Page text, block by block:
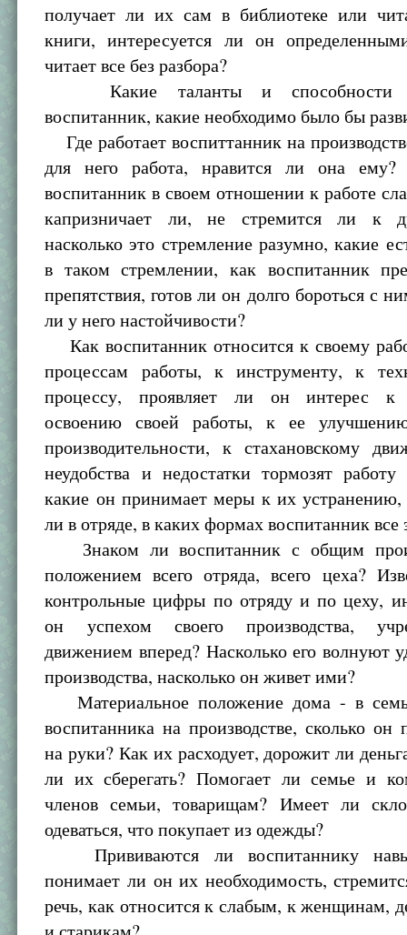
получает ли их сам в библиотеке или
книги, интересуется ли он
читает все без разбора?
Какие таланты и способности
воспитанник, какие необходимо было бы
Где работает воспиттанник на
для него работа, нравится ли она ему?
воспитанник в своем отношении к работе
капризничает ли, не стремится ли к
насколько это стремление разумно, какие
в таком стремлении, как воспитанник
препятствия, готов ли он долго бороться с
ли у него настойчивости?
Как воспитанник относится к своему
процессам работы, к инструменту, к
процессу, проявляет ли он интерес к
освоению своей работы, к ее
производительности, к стахановскому
неудобства и недостатки тормозят работу
какие он принимает меры к их устранению,
ли в отряде, в каких формах воспитанник все
Знаком ли воспитанник с общим
положением всего отряда, всего цеха?
контрольные цифры по отряду и по цеху,
он успехом своего производства,
движением вперед? Насколько его волнуют
производства, насколько он живет ими?
Материальное положение дома - в
воспитанника на производстве, сколько он
на руки? Как их расходует, дорожит ли
ли их сберегать? Помогает ли семье и
членов семьи, товарищам? Имеет ли
одеваться, что покупает из одежды?
Прививаются ли воспитаннику
понимает ли он их необходимость,
речь, как относится к слабым, к женщинам,